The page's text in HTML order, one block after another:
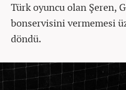
Türk oyuncu olan Şeren,
bonservisini vermemesi
döndü.